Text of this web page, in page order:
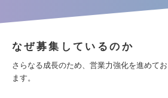
なぜ募集しているのか
さらなる成長のため、営業力強化を進めて
ます。